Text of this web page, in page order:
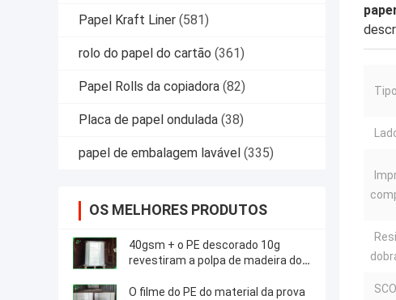
Papel Kraft Liner (581)
rolo do papel do cartão (361)
Papel Rolls da copiadora (82)
Placa de papel ondulada (38)
papel de embalagem lavável (335)
OS MELHORES PRODUTOS
40gsm + o PE descorado 10g
revestiram a polpa de madeira do
petiscos de embalagem
O filme do PE do material da prova